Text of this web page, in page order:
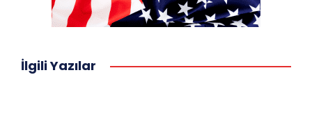
İlgili Yazılar